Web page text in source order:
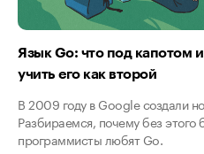
Язык Go: что под капотом
учить его как второй
В 2009 году в Google создали
Разбираемся, почему без этого
программисты любят Go.